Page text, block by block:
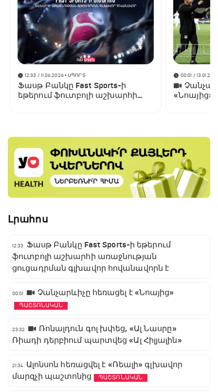
12:33 / 11.06.2026• ՍՊՈՐՏ
Ֆասթ Բանկը Fast Sports-ի
եթերում ֆուտբոլի աշխարհի
00:01 /
«Նոայից»
Լրահոս
12:33
Ֆասթ Բանկը Fast Sports-ի եթերում
ֆուտբոլի աշխարհի առաջնության
ցուցադրման գլխավոր հովանավորն է
00:01 Չանչարևիչը հեռացել է «Նոայից»
ՊԱՇՏՈՆԱԿԱՆ
23:32
Ռոնալդուն գոլ խփեց, «Ալ Նասրը»
Ռիադի դերբիում պարտվեց «Ալ Հիլյալին»
21:34 Ալոնսոն հեռացվել է «Ռեալի» գլխավոր
մարզչի պաշտոնից
ՊԱՇՏՈՆԱԿԱՆ